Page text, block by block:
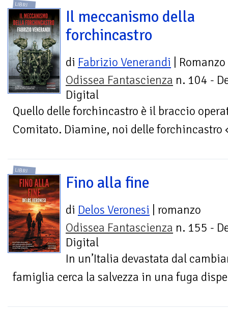
LIBRI
Il meccanismo della
forchincastro
di Fabrizio Venerandi | Romanzo
Odissea Fantascienza n. 104 -
Digital
Quello delle forchincastro è il braccio
Comitato. Diamine, noi delle forchincastro
LIBRI
Fino alla fine
di Delos Veronesi | romanzo
Odissea Fantascienza n. 155 -
Digital
In un’Italia devastata dal
famiglia cerca la salvezza in una fuga